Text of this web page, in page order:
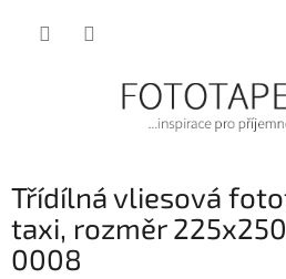
Třídílná vliesová
taxi, rozměr
0008